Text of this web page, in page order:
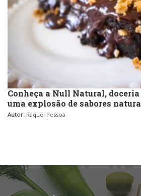
Conheça a Null Natural,
uma explosão de sabores
Autor: Raquel Pessoa